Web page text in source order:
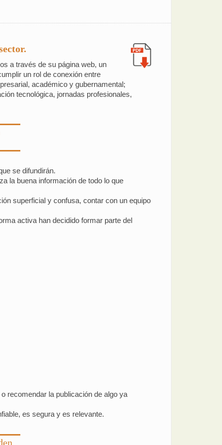
a través de su página web, un
un rol de conexión entre
académico y gubernamental;
tecnológica, jornadas profesionales,
se difundirán.
la buena información de todo lo que
superficial y confusa, contar con un equipo
activa han decidido formar parte del
recomendar la publicación de algo ya
es segura y es relevante.